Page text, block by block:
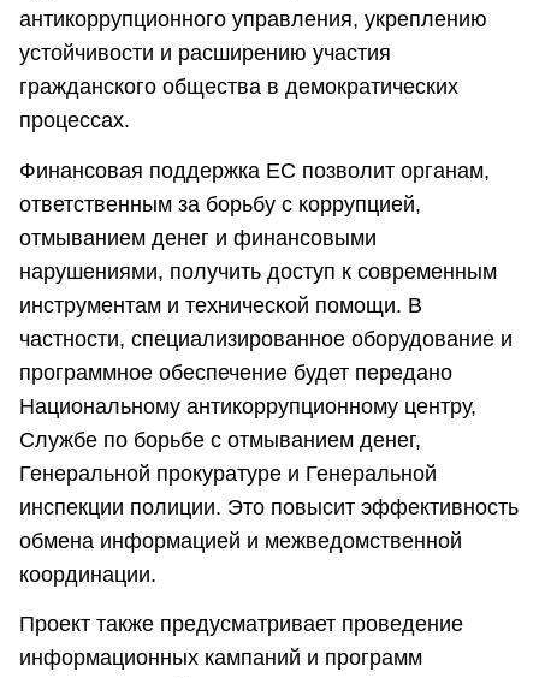
антикоррупционного управления, укреплению
устойчивости и расширению участия
гражданского общества в демократических
процессах.
Финансовая поддержка ЕС позволит органам,
ответственным за борьбу с коррупцией,
отмыванием денег и финансовыми
нарушениями, получить доступ к современным
инструментам и технической помощи. В
частности, специализированное оборудование и
программное обеспечение будет передано
Национальному антикоррупционному центру,
Службе по борьбе с отмыванием денег,
Генеральной прокуратуре и Генеральной
инспекции полиции. Это повысит эффективность
обмена информацией и межведомственной
координации.
Проект также предусматривает проведение
информационных кампаний и программ